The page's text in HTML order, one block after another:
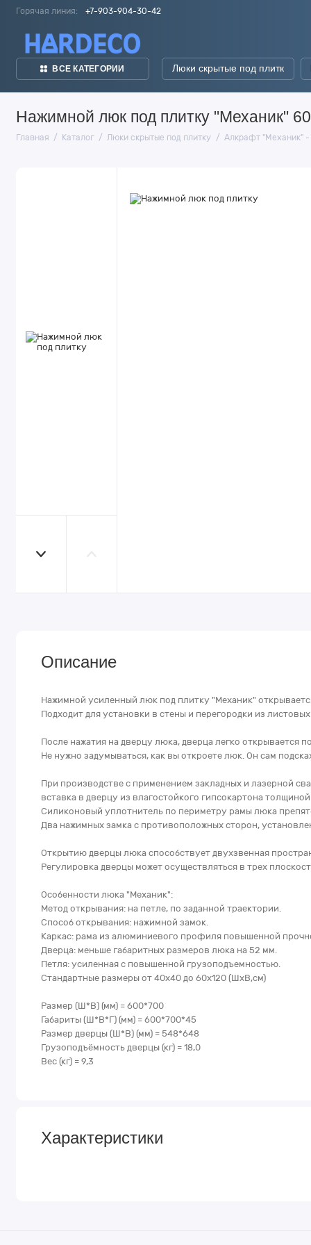
Горячая линия: +7-903-904-30-42
ВСЕ КАТЕГОРИИ Люки скрытые под плитк
Нажимной люк под плитку "Механик"
Главная Каталог Люки скрытые под плитку Алкрафт "Механик" -
Описание
Нажимной усиленный люк под плитку "Механик"
Подходит для установки в стены и перегородки из
После нажатия на дверцу люка, дверца легко открывается
Не нужно задумываться, как вы откроете люк. Он сам
При производстве с применением закладных и лазерной
вставка в дверцу из влагостойкого гипсокартона
Силиконовый уплотнитель по периметру рамы люка
Два нажимных замка с противоположных сторон,
Открытию дверцы люка способствует двухзвенная
Регулировка дверцы может осуществляться в трех
Особенности люка "Механик":
Метод открывания: на петле, по заданной траектории.
Способ открывания: нажимной замок.
Каркас: рама из алюминиевого профиля повышенной
Дверца: меньше габаритных размеров люка на 52 мм.
Петля: усиленная с повышенной грузоподъемностью.
Стандартные размеры от 40х40 до 60х120 (ШхВ,см)
Размер (Ш*В) (мм) = 600*700
Габариты (Ш*В*Г) (мм) = 600*700*45
Размер дверцы (Ш*В) (мм) = 548*648
Грузоподъёмность дверцы (кг) = 18,0
Вес (кг) = 9,3
Характеристики